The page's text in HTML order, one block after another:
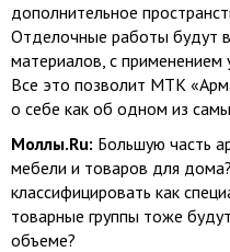
дополнительное
Отделочные работы будут
материалов, с применением
Все это позволит МТК
о себе как об одном из
Моллы.Ru: Большую часть
мебели и товаров для
классифицировать как
товарные группы тоже
объеме?